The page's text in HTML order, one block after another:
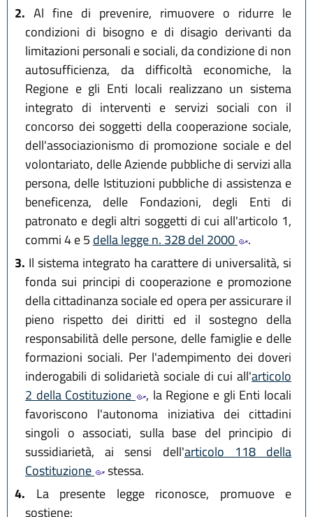
2. Al fine di prevenire, rimuovere o ridurre le
condizioni di bisogno e di disagio derivanti da
limitazioni personali e sociali, da condizione di non
autosufficienza, da difficoltà economiche, la
Regione e gli Enti locali realizzano un sistema
integrato di interventi e servizi sociali con il
concorso dei soggetti della cooperazione sociale,
dell'associazionismo di promozione sociale e del
volontariato, delle Aziende pubbliche di servizi alla
persona, delle Istituzioni pubbliche di assistenza e
beneficenza, delle Fondazioni, degli Enti di
patronato e degli altri soggetti di cui all'articolo 1,
commi 4 e 5 della legge n. 328 del 2000
.
3. Il sistema integrato ha carattere di universalità, si
fonda sui principi di cooperazione e promozione
della cittadinanza sociale ed opera per assicurare il
pieno rispetto dei diritti ed il sostegno della
responsabilità delle persone, delle famiglie e delle
formazioni sociali. Per l'adempimento dei doveri
inderogabili di solidarietà sociale di cui all'articolo
2 della Costituzione
, la Regione e gli Enti locali
favoriscono l'autonoma iniziativa dei cittadini
singoli o associati, sulla base del principio di
sussidiarietà, ai sensi dell'articolo 118 della
Costituzione
stessa.
4. La presente legge riconosce, promuove e
sostiene: